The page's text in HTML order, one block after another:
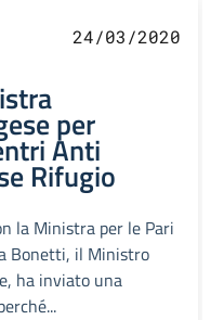
24/03/2020
per
Anti
Rifugio
la Ministra per le Pari
Bonetti, il Ministro
ha inviato una